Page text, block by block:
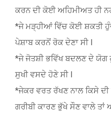
ਕਰਨ ਦੀ ਕੋਈ ਅਹਿਮੀਅਤ ਹੀ
*ਜੇ ਮੜ੍ਹੀਆਂ ਵਿੱਚ ਕੋਈ ਸ਼ਕਤੀ
ਪੇਸ਼ਾਬ ਕਰਨੋਂ ਰੋਕ ਦੇਣਾ ਸੀ l
*ਜੇ ਜੋਤਸ਼ੀ ਭਵਿੱਖ ਬਦਲਣ ਦੇ ਯੋਗ
ਸੁਖੀ ਵਸਦੇ ਹੋਣੇ ਸੀ l
*ਜੇਕਰ ਵਰਤ ਰੱਖਣ ਨਾਲ ਕਿਸੇ ਦੀ
ਗਰੀਬੀ ਕਾਰਣ ਭੁੱਖੇ ਸੌਣ ਵਾਲੇ ਤਾਂ